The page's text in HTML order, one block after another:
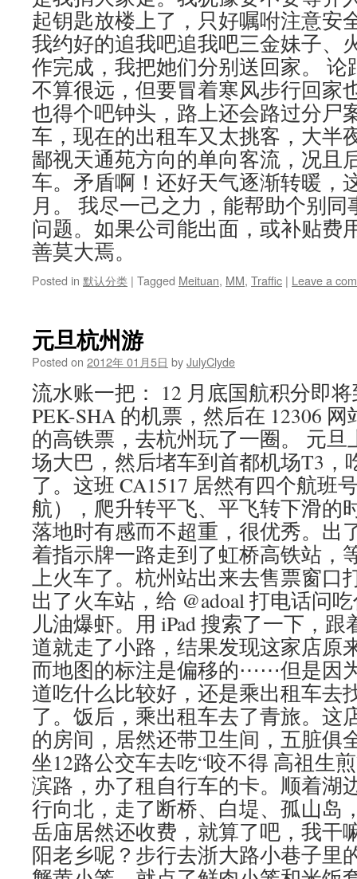
起钥匙放楼上了，只好嘱咐注意安
我约好的追我吧追我吧三金妹子、
作完成，我把她们分别送回家。
不算很远，但要冒着寒风步行回家
也得个吧钟头，路上还会路过分尸
车，现在的出租车又太挑客，大半
鄙视天通苑方向的单向客流，况且
车。矛盾啊！还好天气逐渐转暖，
月。 我尽一己之力，能帮助个别
问题。如果公司能出面，或补贴费
善莫大焉。
Posted in 默认分类 | Tagged Meituan, MM, Traffic | Leave a
元旦杭州游
Posted on 2012年 01月5日 byJulyClyde
流水账一把： 12 月底国航积分即
PEK-SHA 的机票，然后在 12306
的高铁票，去杭州玩了一圈。 元
场大巴，然后堵车到首都机场T3，
了。这班 CA1517 居然有四个航班
航），爬升转平飞、平飞转下滑的
落地时有感而不超重，很优秀。出
着指示牌一路走到了虹桥高铁站，
上火车了。杭州站出来去售票窗口
出了火车站，给 @adoal 打电话问
儿油爆虾。用 iPad 搜索了一下，
道就走了小路，结果发现这家店原
而地图的标注是偏移的⋯⋯但是因
道吃什么比较好，还是乘出租车去
了。饭后，乘出租车去了青旅。这
的房间，居然还带卫生间，五脏俱
坐12路公交车去吃“咬不得 高祖生
滨路，办了租自行车的卡。顺着湖
行向北，走了断桥、白堤、孤山岛
岳庙居然还收费，就算了吧，我干
阳老乡呢？步行去浙大路小巷子里